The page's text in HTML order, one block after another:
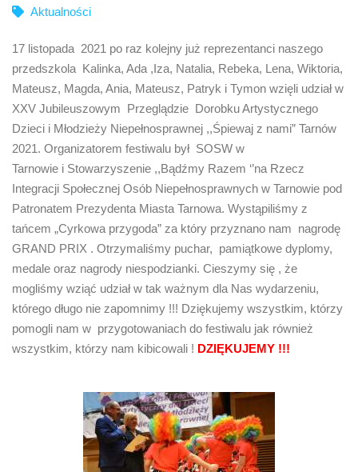
Aktualności
17 listopada 2021 po raz kolejny już reprezentanci naszego
przedszkola Kalinka, Ada ,Iza, Natalia, Rebeka, Lena, Wiktoria,
Mateusz, Magda, Ania, Mateusz, Patryk i Tymon wzięli udział w
XXV Jubileuszowym Przeglądzie Dorobku Artystycznego
Dzieci i Młodzieży Niepełnosprawnej ,,Śpiewaj z nami” Tarnów
2021. Organizatorem festiwalu był SOSW w
Tarnowie i Stowarzyszenie ,,Bądźmy Razem ‘’na Rzecz
Integracji Społecznej Osób Niepełnosprawnych w Tarnowie pod
Patronatem Prezydenta Miasta Tarnowa. Wystąpiliśmy z
tańcem „Cyrkowa przygoda” za który przyznano nam nagrodę
GRAND PRIX . Otrzymaliśmy puchar, pamiątkowe dyplomy,
medale oraz nagrody niespodzianki. Cieszymy się , że
mogliśmy wziąć udział w tak ważnym dla Nas wydarzeniu,
którego długo nie zapomnimy !!! Dziękujemy wszystkim, którzy
pomogli nam w przygotowaniach do festiwalu jak również
wszystkim, którzy nam kibicowali ! DZIĘKUJEMY !!!